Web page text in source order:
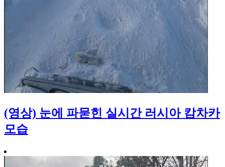
(영상) 눈에 파묻힌 실시간 러시아 캄차카
모습